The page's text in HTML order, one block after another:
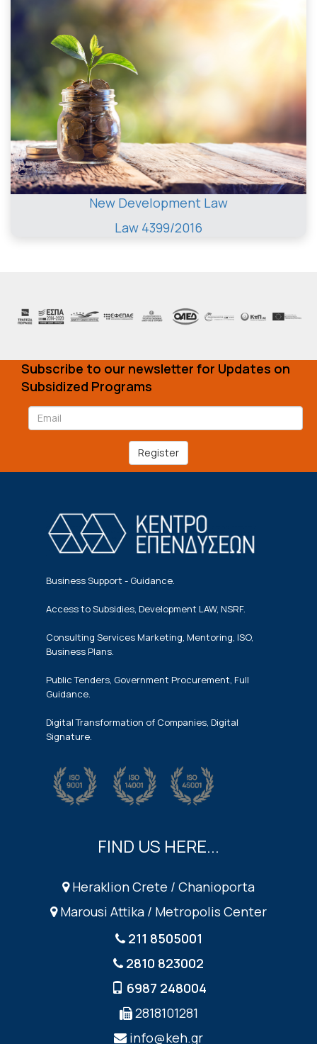
New Development Law
Law 4399/2016
Subscribe to our newsletter for Updates on
Subsidized Programs
Register
Business Support - Guidance.
Access to Subsidies, Development LAW, NSRF.
Consulting Services Marketing, Mentoring, ISO,
Business Plans.
Public Tenders, Government Procurement, Full
Guidance.
Digital Transformation of Companies, Digital
Signature.
FIND US HERE...
Heraklion Crete / Chanioporta
Marousi Attika / Metropolis Center
211 8505001
2810 823002
6987 248004
2818101281
info@keh.gr